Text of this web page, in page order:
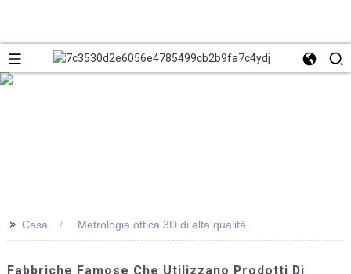
>> Casa Metrologia ottica 3D di alta qualità
Fabbriche Famose Che Utilizzano Prodotti Di